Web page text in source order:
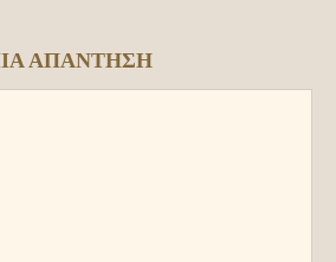
ΑΠΑΝΤΗΣΗ